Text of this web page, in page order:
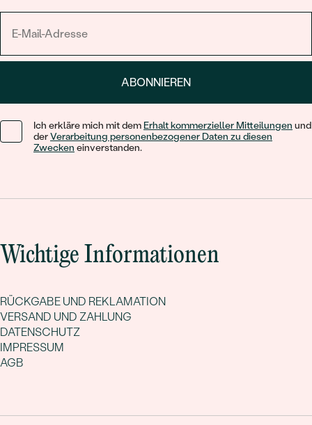
ABONNIEREN
Ich erkläre mich mit dem Erhalt kommerzieller Mitteilungen und
derVerarbeitung personenbezogener Daten zu diesen
Zwecken einverstanden.
Wichtige Informationen
RÜCKGABE UND REKLAMATION
VERSAND UND ZAHLUNG
DATENSCHUTZ
IMPRESSUM
AGB